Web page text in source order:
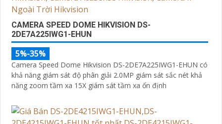
CAMERA SPEED DOME HIKVISION DS-
2DE7A225IWG1-EHUN
5%-35%
Camera Speed Dome Hikvision DS-2DE7A225IWG1-EHUN có
khả năng giám sát độ phân giải 2.0MP giám sát sắc nét khả
năng zoom tầm xa 15X giám sát tầm xa ổn định